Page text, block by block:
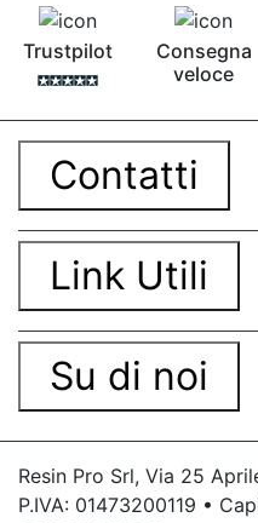
Trustpilot
Consegna
veloce
Contatti
Link Utili
Su di noi
Resin Pro Srl, Via 25
P.IVA: 01473200119 •